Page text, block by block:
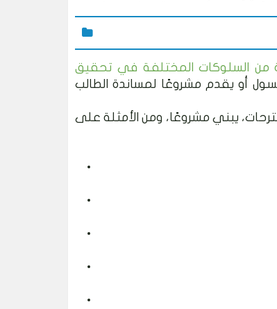
من السلوكات المختلفة في تحقيق
أو يقدم مشروعًا لمساندة الطالب
يبني مشروعًا، ومن الأمثلة على